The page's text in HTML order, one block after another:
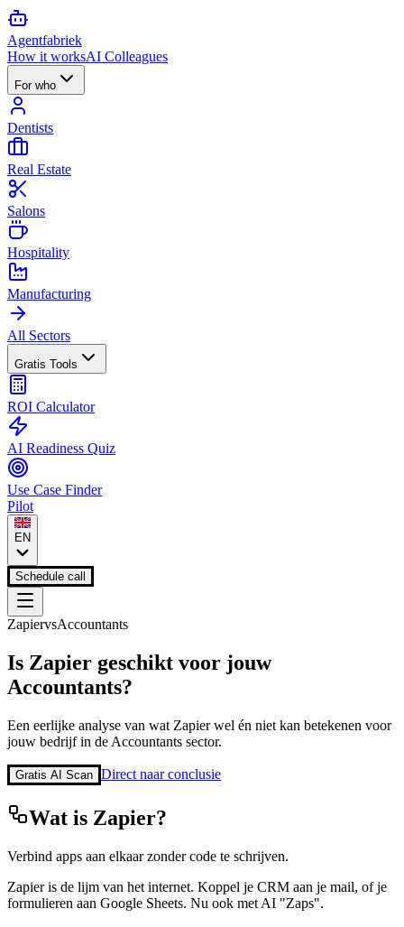
Agentfabriek
How it worksAI Colleagues
For who
Dentists
Real Estate
Salons
Hospitality
Manufacturing
All Sectors
Gratis Tools
ROI Calculator
AI Readiness Quiz
Use Case Finder
Pilot
EN
Schedule call
ZapiervsAccountants
Is Zapier geschikt voor jouw
Accountants?
Een eerlijke analyse van wat Zapierwel én niet kan betekenen voor
jouw bedrijf in de Accountants sector.
Gratis AI Scan Direct naar conclusie
Wat is Zapier?
Verbind apps aan elkaar zonder code te schrijven.
Zapier is de lijm van het internet. Koppel je CRM aan je mail, of je
formulieren aan Google Sheets. Nu ook met AI "Zaps".